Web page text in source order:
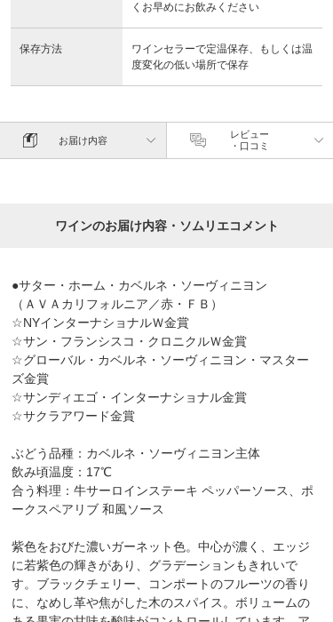
くお早めにお飲みください
保存方法
ワインセラーで定温保存、もしくは温
度変化の低い場所で保存
お届け内容
レビュー
・口コミ
ワインのお届け内容・ソムリエコメント
●サター・ホーム・カベルネ・ソーヴィニヨン
（ＡＶＡカリフォルニア／赤・ＦＢ）
☆NYインターナショナルＷ金賞
☆サン・フランシスコ・クロニクルＷ金賞
☆グローバル・カベルネ・ソーヴィニヨン・マスター
ズ金賞
☆サンディエゴ・インターナショナル金賞
☆サクラアワード金賞
ぶどう品種：カベルネ・ソーヴィニヨン主体
飲み頃温度：17℃
合う料理：牛サーロインステーキ ペッパーソース、ポ
ークスペアリブ 和風ソース
紫色をおびた濃いガーネット色。中心が濃く、エッジ
に若紫色の輝きがあり、グラデーションもきれいで
す。ブラックチェリー、コンポートのフルーツの香り
に、なめし革や焦がした木のスパイス。ボリュームの